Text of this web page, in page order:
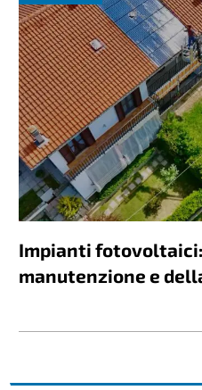
Impianti
manutenzione e